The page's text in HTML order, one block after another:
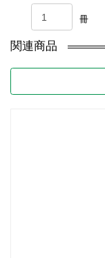
冊
関連商品